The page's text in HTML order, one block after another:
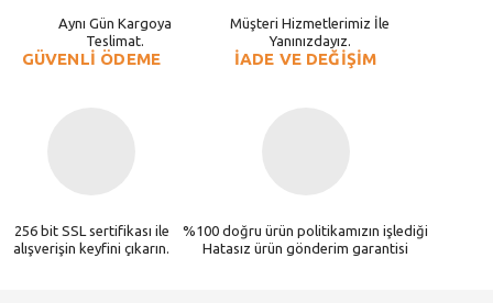
Aynı Gün Kargoya
Teslimat.
Müşteri Hizmetlerimiz İle
Yanınızdayız.
GÜVENLİ ÖDEME
256 bit SSL sertifikası ile
alışverişin keyfini çıkarın.
İADE VE DEĞİŞİM
%100 doğru ürün politikamızın işlediği
Hatasız ürün gönderim garantisi